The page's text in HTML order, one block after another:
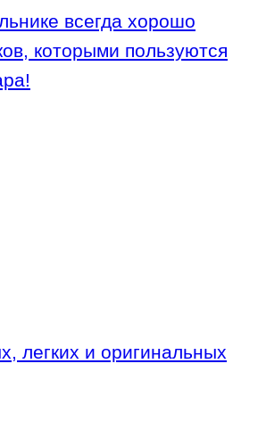
всегда хорошо
которыми пользуются
легких и оригинальных